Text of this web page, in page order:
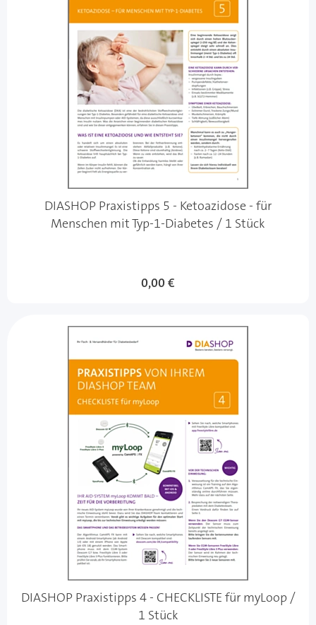
DIASHOP Praxistipps 5 - Ketoazidose - für
Menschen mit Typ-1-Diabetes / 1 Stück
0,00 €
DIASHOP Praxistipps 4 - CHECKLISTE für myLoop /
1 Stück